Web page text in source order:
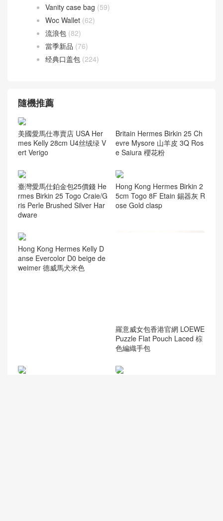
Vanity case bag (59)
Woc Wallet (62)
流浪包 (82)
當季新品 (76)
经典口盖包 (224)
隨機推薦
美國愛馬仕專賣店 USA Her
mes Kelly 28cm U4丝绒绿 V
ert Verigo
Britain Hermes Birkin 25 Ch
evre Mysore 山羊皮 3Q Ros
e Saiura 櫻花粉
臺灣愛馬仕鉑金包25價錢 He
rmes Birkin 25 Togo Craie/G
ris Perle Brushed Silver Har
dware
Hong Kong Hermes Birkin 2
5cm Togo 8F Etain 錫器灰 R
ose Gold clasp
Hong Kong Hermes Kelly D
anse Evercolor D0 beige de
weimer 德威馬犬米色
羅意威女包香港官網 LOEWE
Puzzle Flat Pouch Laced 棕
色編織手包